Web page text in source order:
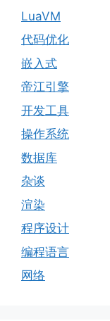
LuaVM
代码优化
嵌入式
帝江引擎
开发工具
操作系统
数据库
杂谈
渲染
程序设计
编程语言
网络